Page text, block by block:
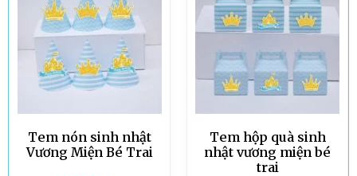
Tem nón sinh nhật
Vương Miện Bé Trai
Tem hộp quà sinh
nhật vương miện bé
trai